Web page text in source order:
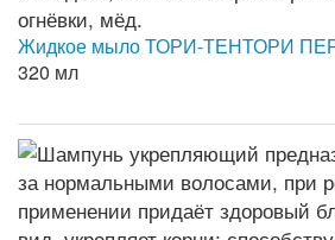
Жидкое мыло ТОРИ-ТЕНТОРИ
320 мл